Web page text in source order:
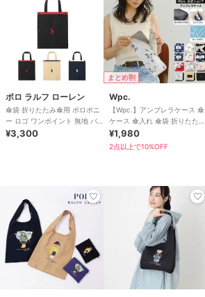
ポロ ラルフ ローレン
傘袋 折りたたみ傘用 ポロポニ
ー ロゴ ワンポイント 無地 パ
イピング ユニセックス
¥3,300
まとめ割
Wpc.
【Wpc.】アンブレラケース 傘
ケース 傘入れ 傘袋 折りたたみ
傘ケース 撥水 レディース 女性
¥1,980
2点以上で10%OFF